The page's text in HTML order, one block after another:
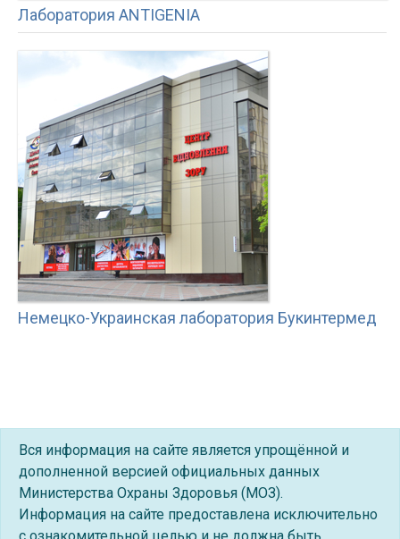
Лаборатория ANTIGENIA
Немецко-Украинская лаборатория Букинтермед
Вся информация на сайте является упрощённой и
дополненной версией официальных данных
Министерства Охраны Здоровья (МОЗ).
Информация на сайте предоставлена исключительно